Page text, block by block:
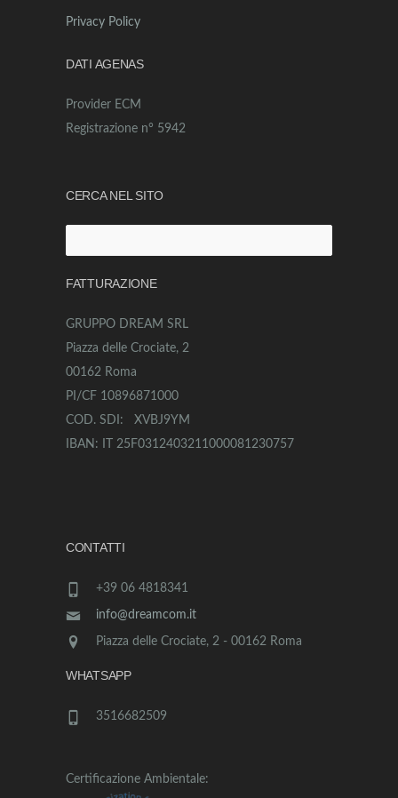
Privacy Policy
DATI AGENAS
Provider ECM
Registrazione n° 5942
CERCA NEL SITO
per:
FATTURAZIONE
GRUPPO DREAM SRL
Piazza delle Crociate, 2
00162 Roma
PI/CF 10896871000
COD. SDI: XVBJ9YM
IBAN: IT 25F0312403211000081230757
CONTATTI
+39 06 4818341
info@dreamcom.it
Piazza delle Crociate, 2 - 00162 Roma
WHATSAPP
3516682509
Certificazione Ambientale: